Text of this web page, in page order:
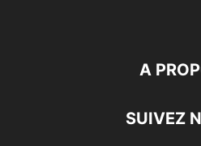
A
SUIVEZ